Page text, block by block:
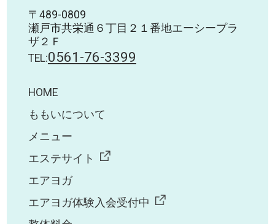
〒489-0809
瀬戸市共栄通６丁目２１番地エーシープラ
ザ２Ｆ
TEL:0561-76-3399
HOME
ももいについて
メニュー
エステサイト
エアヨガ
エアヨガ体験入会受付中